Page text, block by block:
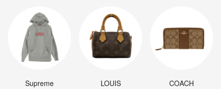
Supreme
LOUIS
COACH